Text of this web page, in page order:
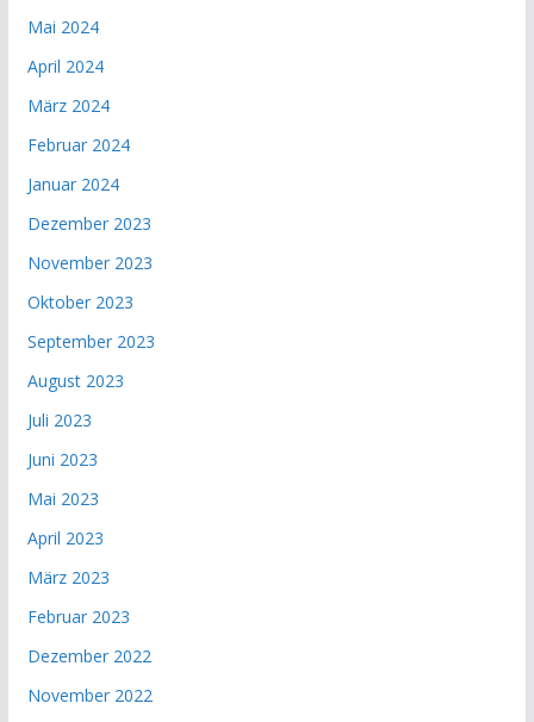
Mai 2024
April 2024
März 2024
Februar 2024
Januar 2024
Dezember 2023
November 2023
Oktober 2023
September 2023
August 2023
Juli 2023
Juni 2023
Mai 2023
April 2023
März 2023
Februar 2023
Dezember 2022
November 2022